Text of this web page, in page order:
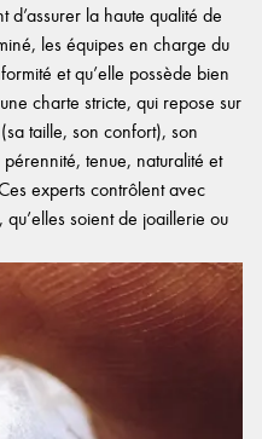
la haute qualité de
les équipes en charge du
et qu’elle possède bien
charte stricte, qui repose sur
taille, son confort), son
tenue, naturalité et
experts contrôlent avec
soient de joaillerie ou